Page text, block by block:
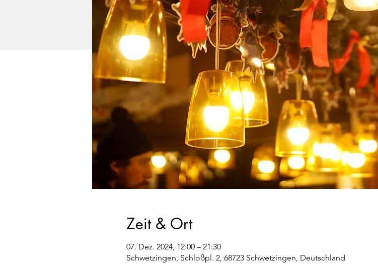
Zeit & Ort
07. Dez. 2024, 12:00 – 21:30
Schwetzingen, Schloßpl. 2, 68723 Schwetzingen, Deutschland